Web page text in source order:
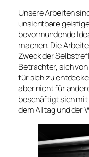
Unsere Arbeiten
unsichtbare
bevormundende
machen. Die
Zweck der
Betrachter, sich
für sich zu
aber nicht für
beschäftigt sich mit
dem Alltag und der